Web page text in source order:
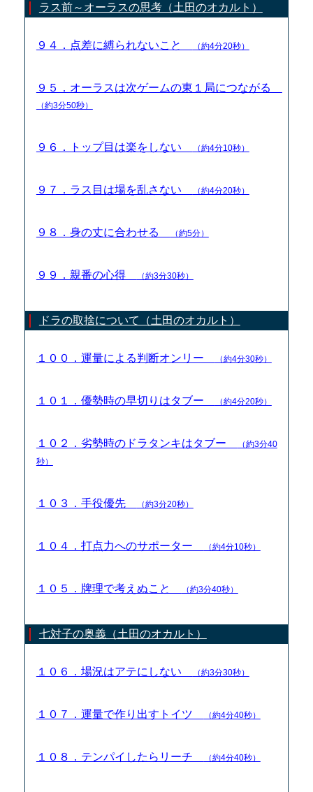
ラス前～オーラスの思考（土田のオカルト）
９４．点差に縛られないこと （約4分20秒）
９５．オーラスは次ゲームの東１局につながる
（約3分50秒）
９６．トップ目は楽をしない （約4分10秒）
９７．ラス目は場を乱さない （約4分20秒）
９８．身の丈に合わせる （約5分）
９９．親番の心得 （約3分30秒）
ドラの取捨について（土田のオカルト）
１００．運量による判断オンリー （約4分30秒）
１０１．優勢時の早切りはタブー （約4分20秒）
１０２．劣勢時のドラタンキはタブー
（約3分40
秒）
１０３．手役優先 （約3分20秒）
１０４．打点力へのサポーター （約4分10秒）
１０５．牌理で考えぬこと （約3分40秒）
七対子の奥義（土田のオカルト）
１０６．場況はアテにしない （約3分30秒）
１０７．運量で作り出すトイツ （約4分40秒）
１０８．テンパイしたらリーチ （約4分40秒）